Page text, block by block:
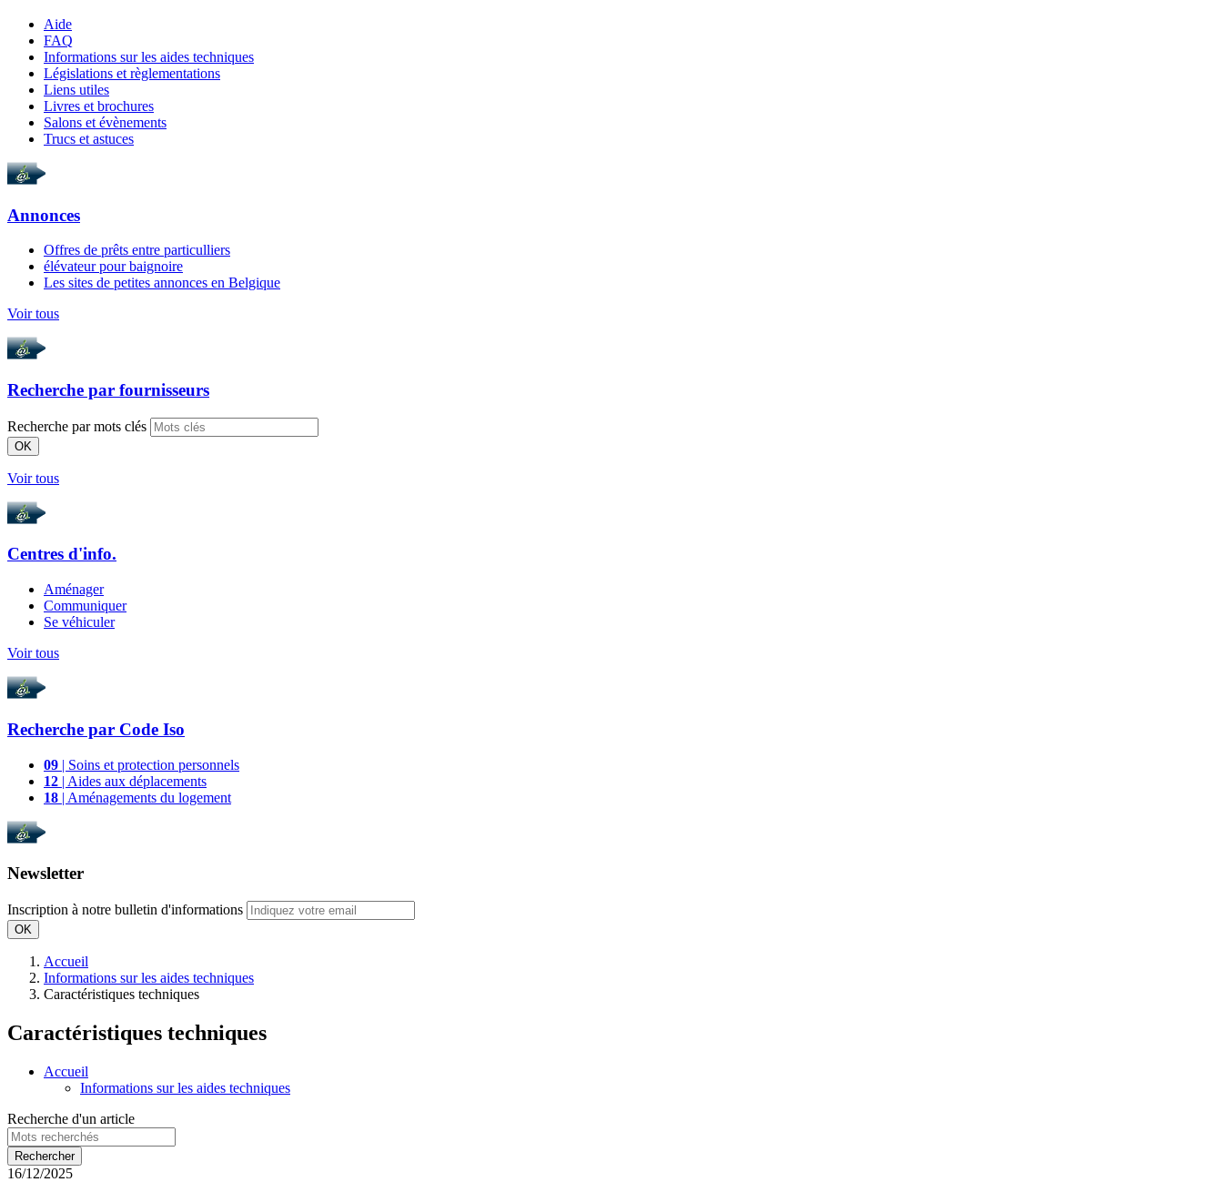
Aide
FAQ
Informations sur les aides techniques
Législations et règlementations
Liens utiles
Livres et brochures
Salons et évènements
Trucs et astuces
Annonces
Offres de prêts entre particulliers
élévateur pour baignoire
Les sites de petites annonces en Belgique
Voir tous
Recherche par fournisseurs
Recherche par mots clés
OK
Voir tous
Centres d'info.
Aménager
Communiquer
Se véhiculer
Voir tous
Recherche par Code Iso
09 | Soins et protection personnels
12 | Aides aux déplacements
18 | Aménagements du logement
Newsletter
Inscription à notre bulletin d'informations
OK
Accueil
Informations sur les aides techniques
Caractéristiques techniques
Caractéristiques techniques
Accueil
Informations sur les aides techniques
Recherche d'un article
16/12/2025